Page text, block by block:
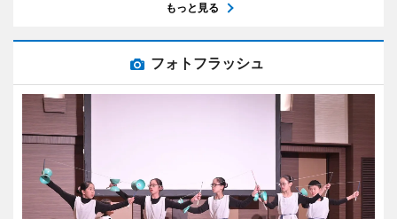
もっと見る
フォトフラッシュ